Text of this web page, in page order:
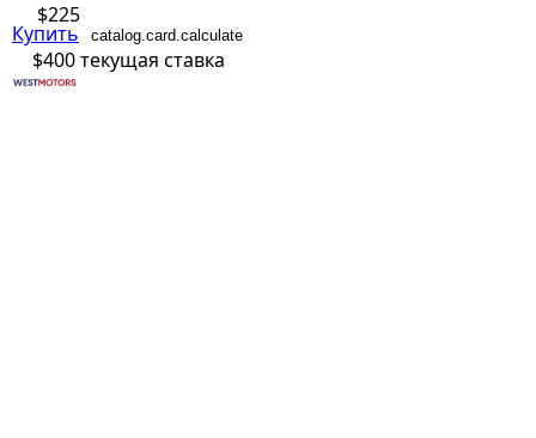
$225
Купить catalog.card.calculate
$400текущая ставка